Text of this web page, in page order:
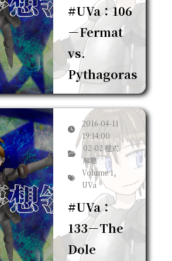
#UVa：106
－Fermat
vs.
Pythagoras
2016-04-11
19:14:00
02-02 程式
解題
Volume 1,
UVa
#UVa：
133－The
Dole